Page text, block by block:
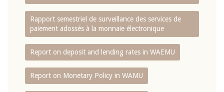
Rapport semestriel de surveillance des services de
paiement adossés à la monnaie électronique
Report on deposit and lending rates in WAEMU
Report on Monetary Policy in WAMU